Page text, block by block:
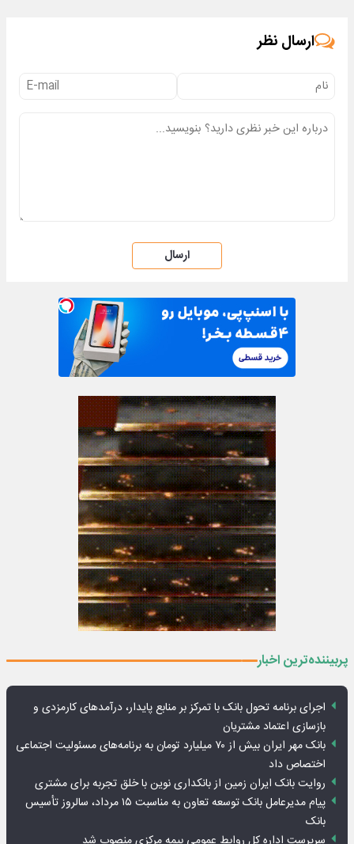
ارسال نظر
ارسال
پربیننده‌ترین اخبار
اجرای برنامه تحول بانک با تمرکز بر منابع پایدار، درآمدهای کارمزدی و
بازسازی اعتماد مشتریان
بانک مهر ایران بیش از ۷۰ میلیارد تومان به برنامه‌های مسئولیت اجتماعی
اختصاص داد
روایت بانک ایران زمین از بانکداری نوین با خلق تجربه برای مشتری
پیام مدیرعامل بانک توسعه تعاون به مناسبت ۱۵ مرداد، سالروز تأسیس
بانک